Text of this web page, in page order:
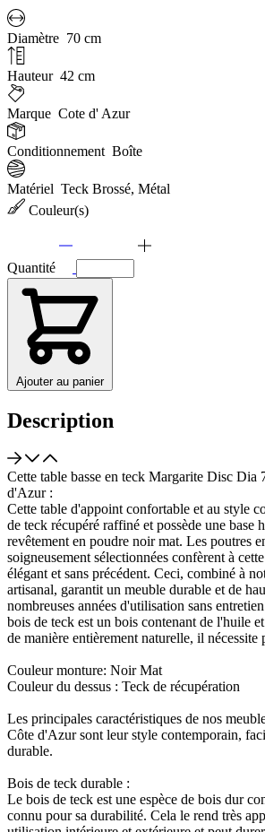
Diamètre 70 cm
Hauteur 42 cm
Marque Cote d' Azur
Conditionnement Boîte
Matériel Teck Brossé, Métal
Couleur(s)
Quantité
Ajouter au panier
Description
Cette table basse en teck Margarite Disc
d'Azur :
Cette table d'appoint confortable et au style
de teck récupéré raffiné et possède une base
revêtement en poudre noir mat. Les poutres
soigneusement sélectionnées confèrent à
élégant et sans précédent. Ceci, combiné à
artisanal, garantit un meuble durable et de
nombreuses années d'utilisation sans
bois de teck est un bois contenant de l'huile
de manière entièrement naturelle, il nécessite
Couleur monture: Noir Mat
Couleur du dessus : Teck de récupération
Les principales caractéristiques de nos
Côte d'Azur sont leur style contemporain,
durable.
Bois de teck durable :
Le bois de teck est une espèce de bois dur
connu pour sa durabilité. Cela le rend très